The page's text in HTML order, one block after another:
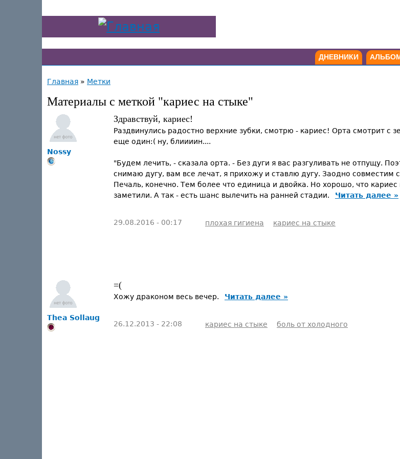
ДНЕВНИКИ
Главная » Метки
Материалы с меткой "кариес на стыке"
Nossy
Здравствуй, кариес!
Раздвинулись радостно верхние зубки, смотрю - кариес! Орта смотрит с
еще один:( ну, блиииин....
"Будем лечить, - сказала орта. - Без дуги я вас разгуливать не отпущу.
снимаю дугу, вам все лечат, я прихожу и ставлю дугу. Заодно совместим
Печаль, конечно. Тем более что единица и двойка. Но хорошо, что
заметили. А так - есть шанс вылечить на ранней стадии.
Читать далее »
29.08.2016 - 00:17 плохая гигиена кариес на стыке
Thea Sollaug
=(
Хожу драконом весь вечер. Читать далее »
26.12.2013 - 22:08 кариес на стыке боль от холодного